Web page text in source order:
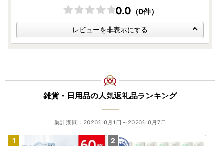
0.0 （0件）
レビューを非表示にする
雑貨・日用品の人気返礼品ランキング
集計期間：2026年8月1日～2026年8月7日